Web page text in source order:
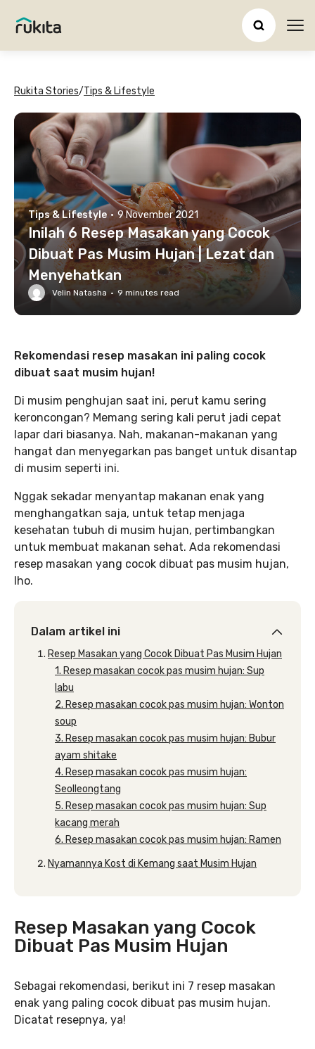
Rukita Stories/Tips & Lifestyle
Tips & Lifestyle · 9 November 2021
Inilah 6 Resep Masakan yang Cocok
Dibuat Pas Musim Hujan | Lezat dan
Menyehatkan
Velin Natasha · 9 minutes read
Rekomendasi resep masakan ini paling cocok
dibuat saat musim hujan!
Di musim penghujan saat ini, perut kamu sering
keroncongan? Memang sering kali perut jadi cepat
lapar dari biasanya. Nah, makanan-makanan yang
hangat dan menyegarkan pas banget untuk disantap
di musim seperti ini.
Nggak sekadar menyantap makanan enak yang
menghangatkan saja, untuk tetap menjaga
kesehatan tubuh di musim hujan, pertimbangkan
untuk membuat makanan sehat. Ada rekomendasi
resep masakan yang cocok dibuat pas musim hujan,
lho.
Dalam artikel ini
Resep Masakan yang Cocok Dibuat Pas Musim Hujan
1. Resep masakan cocok pas musim hujan: Sup
labu
2. Resep masakan cocok pas musim hujan: Wonton
soup
3. Resep masakan cocok pas musim hujan: Bubur
ayam shitake
4. Resep masakan cocok pas musim hujan:
Seolleongtang
5. Resep masakan cocok pas musim hujan: Sup
kacang merah
6. Resep masakan cocok pas musim hujan: Ramen
Nyamannya Kost di Kemang saat Musim Hujan
Resep Masakan yang Cocok
Dibuat Pas Musim Hujan
Sebagai rekomendasi, berikut ini 7 resep masakan
enak yang paling cocok dibuat pas musim hujan.
Dicatat resepnya, ya!